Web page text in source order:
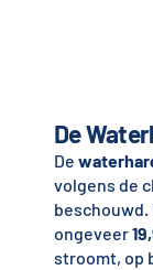
De
De
volgens de
ongeveer
stroomt, op